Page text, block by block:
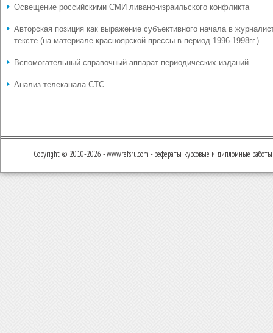
Освещение российскими СМИ ливано-израильского конфликта
Авторская позиция как выражение субъективного начала в
тексте (на материале красноярской прессы в период 1996-1998гг.)
Вспомогательный справочный аппарат периодических изданий
Анализ телеканала СТС
Copyright © 2010-2026 - www.refsru.com - рефераты, курсовые и дипломные работы